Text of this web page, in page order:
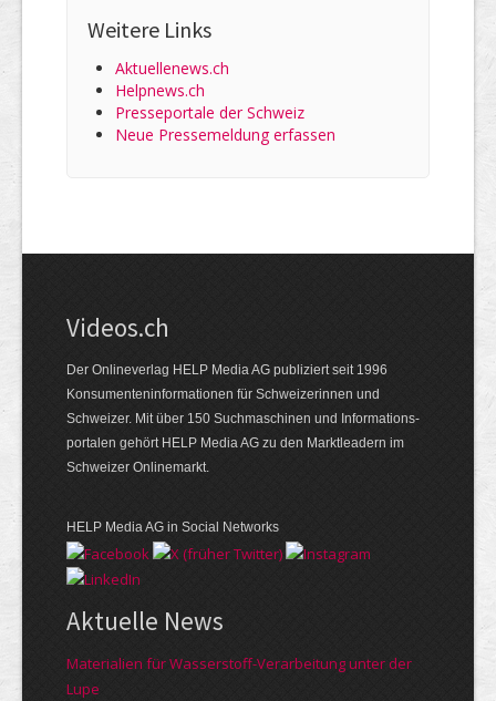
Weitere Links
Aktuellenews.ch
Helpnews.ch
Presseportale der Schweiz
Neue Pressemeldung erfassen
Videos.ch
Der Onlineverlag HELP Media AG publiziert seit 1996
Konsumenten­informationen für Schweizerinnen und
Schweizer. Mit über 150 Suchmaschinen und Informations­
portalen gehört HELP Media AG zu den Marktleadern im
Schweizer Onlinemarkt.
HELP Media AG in Social Networks
Aktuelle News
Materialien für Wasserstoff-Verarbeitung unter der
Lupe